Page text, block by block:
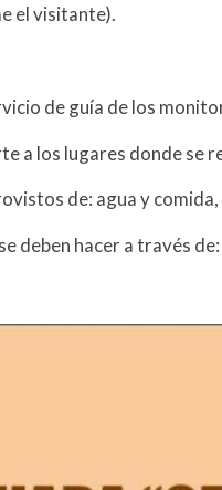
el visitante).
de guía de los
a los lugares donde se
de: agua y
deben hacer a través de: